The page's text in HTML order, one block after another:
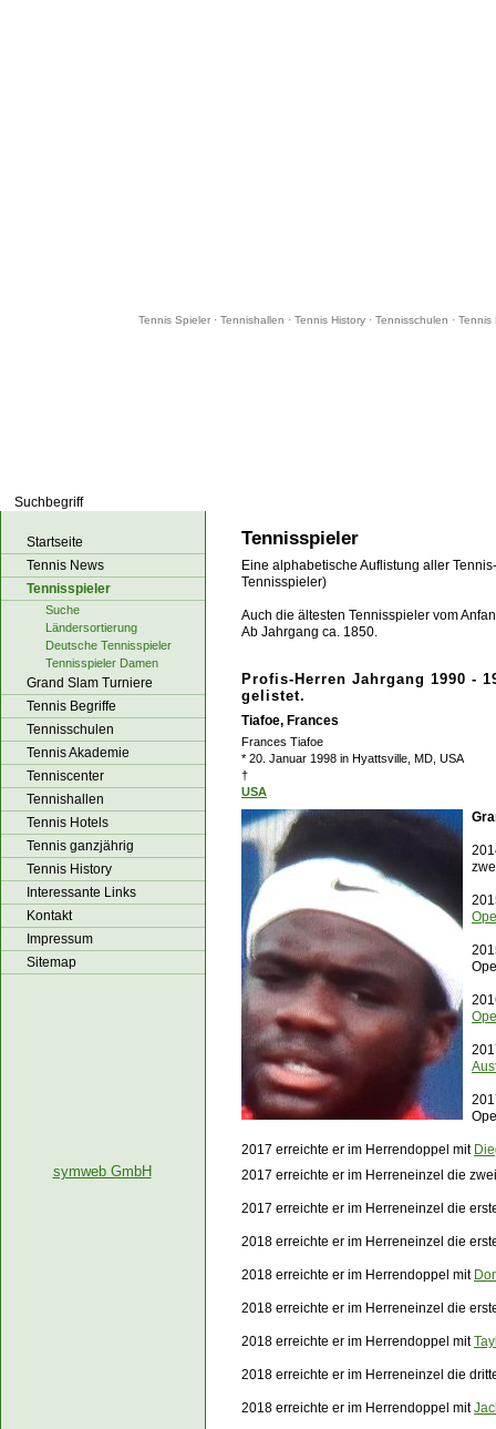
Tennis Spieler· Tennishallen · Tennis History· Tennisschulen · Tennis
Tennisspieler
Eine alphabetische Auflistung aller
Tennisspieler)
Auch die ältesten Tennisspieler vom
Ab Jahrgang ca. 1850.
Profis-Herren Jahrgang 1990 -
gelistet.
Tiafoe, Frances
Frances Tiafoe
* 20. Januar 1998 in Hyattsville, MD, USA
†
USA
2017 erreichte er im Herrendoppel mit
2017 erreichte er im Herreneinzel die
2017 erreichte er im Herreneinzel die
2018 erreichte er im Herreneinzel die
2018 erreichte er im Herrendoppel mit
2018 erreichte er im Herreneinzel die
2018 erreichte er im Herrendoppel mit
2018 erreichte er im Herreneinzel die
2018 erreichte er im Herrendoppel mit
Startseite
Tennis News
Tennisspieler
Suche
Ländersortierung
Deutsche Tennisspieler
Tennisspieler Damen
Grand Slam Turniere
Tennis Begriffe
Tennisschulen
Tennis Akademie
Tenniscenter
Tennishallen
Tennis Hotels
Tennis ganzjährig
Tennis History
Interessante Links
Kontakt
Impressum
Sitemap
symweb GmbH